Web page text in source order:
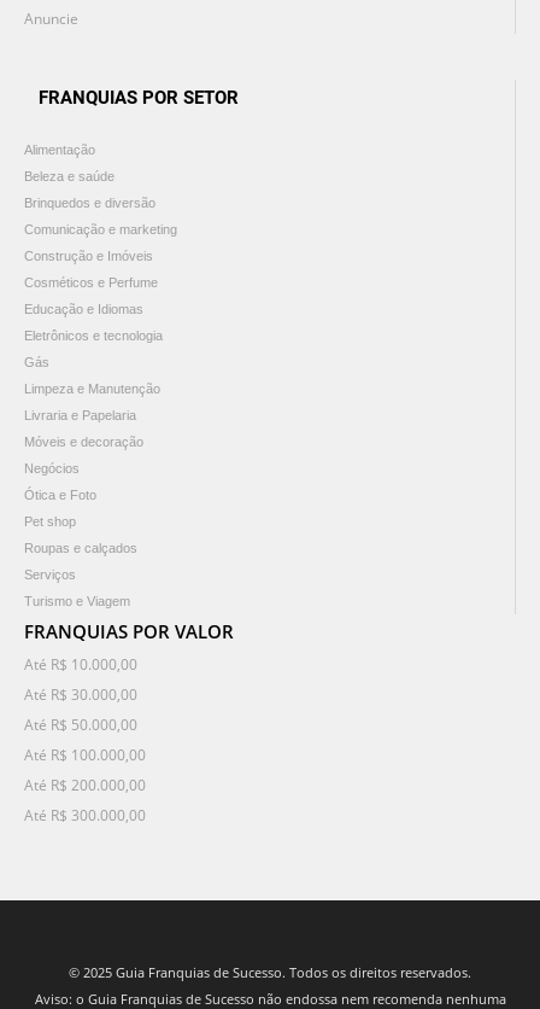
Anuncie
FRANQUIAS POR SETOR
Alimentação
Beleza e saúde
Brinquedos e diversão
Comunicação e marketing
Construção e Imóveis
Cosméticos e Perfume
Educação e Idiomas
Eletrônicos e tecnologia
Gás
Limpeza e Manutenção
Livraria e Papelaria
Móveis e decoração
Negócios
Ótica e Foto
Pet shop
Roupas e calçados
Serviços
Turismo e Viagem
FRANQUIAS POR VALOR
Até R$ 10.000,00
Até R$ 30.000,00
Até R$ 50.000,00
Até R$ 100.000,00
Até R$ 200.000,00
Até R$ 300.000,00
© 2025 Guia Franquias de Sucesso. Todos os direitos reservados.
Aviso: o Guia Franquias de Sucesso não endossa nem recomenda nenhuma